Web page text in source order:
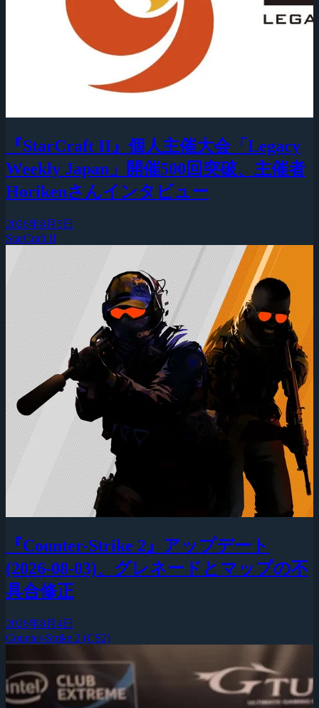
『StarCraft II』個人主催大会「Legacy
Weekly Japan」開催500回突破、主催者
Horikenさんインタビュー
2026年8月5日
StarCraft II
『Counter-Strike 2』アップデート
(2026-08-03)、グレネードとマップの不
具合修正
2026年8月4日
Counter-Strike 2 (CS2)